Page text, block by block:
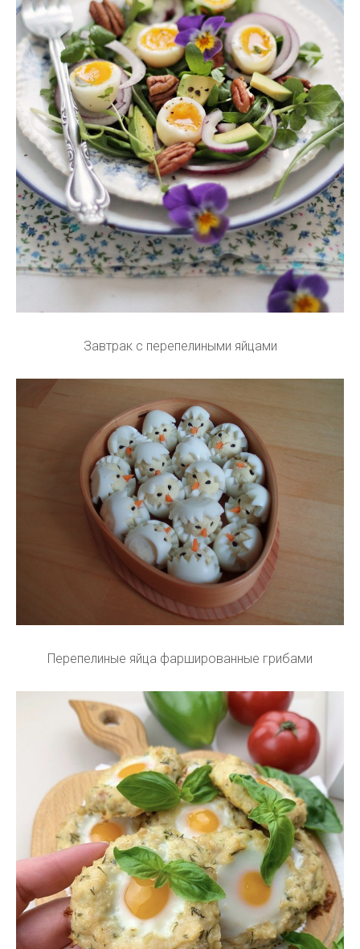
Завтрак с перепелиными яйцами
Перепелиные яйца фаршированные грибами